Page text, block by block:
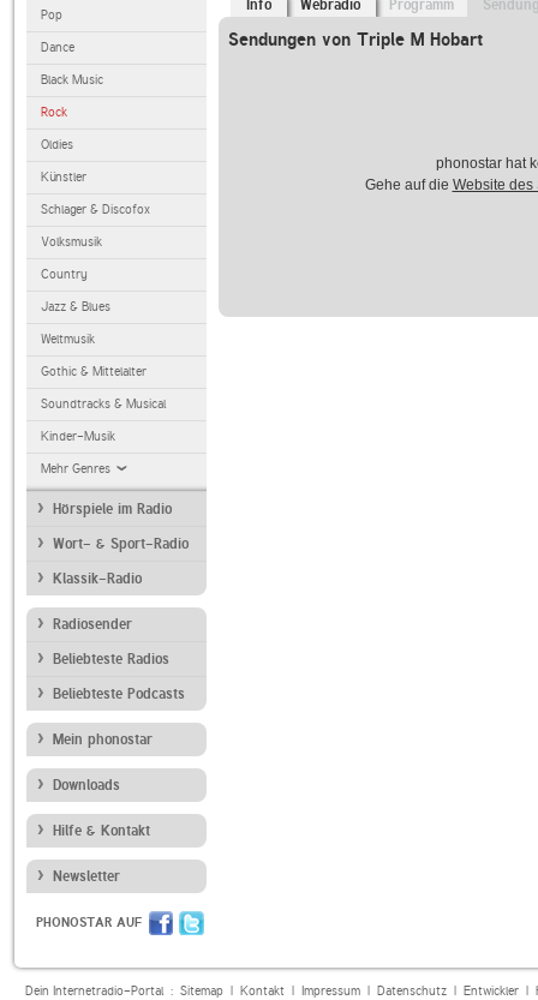
Pop
Dance
Black Music
Rock
Oldies
Künstler
Schlager & Discofox
Volksmusik
Country
Jazz & Blues
Weltmusik
Gothic & Mittelalter
Soundtracks & Musical
Kinder-Musik
Mehr Genres
Hörspiele im Radio
Wort- & Sport-Radio
Klassik-Radio
Radiosender
Beliebteste Radios
Beliebteste Podcasts
Mein phonostar
Downloads
Hilfe & Kontakt
Newsletter
PHONOSTAR AUF
Info Webradio Programm
Sendungen von Triple M Hobart
phonostar hat
Gehe auf die Website des
Dein Internetradio-Portal : Sitemap| Kontakt| Impressum| Datenschutz| Entwickler|